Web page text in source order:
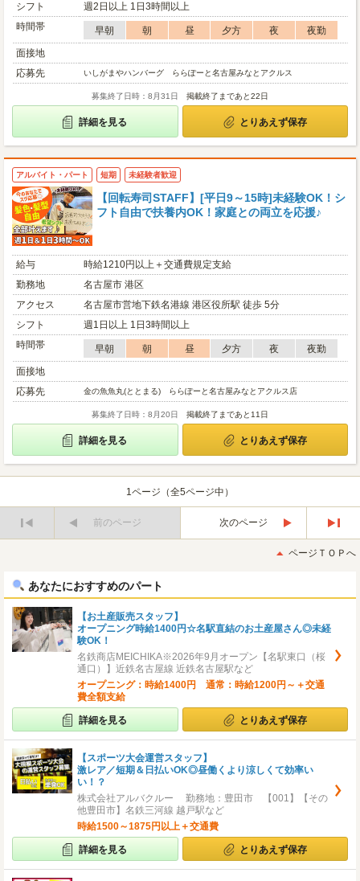
シフト
週2日以上 1日3時間以上
時間帯
早朝 朝 昼 夕方 夜
夜勤
面接地
応募先
いしがまやハンバーグ ららぽーと名古屋みなとアクルス
募集終了日時：8月31日 掲載終了まであと22日
詳細を見る とりあえず保存
アルバイト・パート 短期 未経験者歓迎
【回転寿司STAFF】[平日9～15時]未経験OK！シ
フト自由で扶養内OK！家庭との両立を応援♪
給与
時給1210円以上＋交通費規定支給
勤務地
名古屋市 港区
アクセス
名古屋市営地下鉄名港線 港区役所駅 徒歩 5分
シフト
週1日以上 1日3時間以上
時間帯
早朝 朝 昼 夕方 夜
夜勤
面接地
応募先
金の魚魚丸(ととまる) ららぽーと名古屋みなとアクルス店
募集終了日時：8月20日 掲載終了まであと11日
詳細を見る とりあえず保存
1ページ（全5ページ中）
前のページ
次のページ
後
ページＴＯＰへ
あなたにおすすめのパート
【お土産販売スタッフ】
オープニング時給1400円☆名駅直結のお土産屋さん◎未経
験OK！
名鉄商店MEICHIKA※2026年9月オープン【名駅東口（桜
通口）】近鉄名古屋線 近鉄名古屋駅など
オープニング：時給1400円 通常：時給1200円～＋交通
費全額支給
詳細を見る とりあえず保存
【スポーツ大会運営スタッフ】
激レア／短期＆日払いOK◎昼働くより涼しくて効率い
い！？
株式会社アルバクルー 勤務地：豊田市 【001】【その
他豊田市】名鉄三河線 越戸駅など
時給1500～1875円以上＋交通費
詳細を見る とりあえず保存